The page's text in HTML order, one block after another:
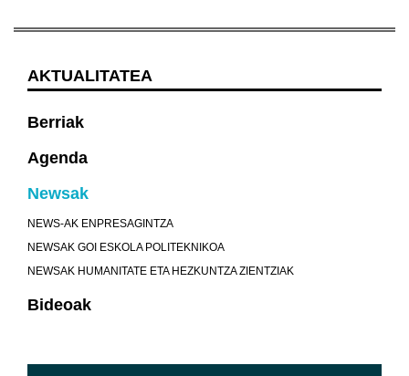
AKTUALITATEA
Berriak
Agenda
Newsak
NEWS-AK ENPRESAGINTZA
NEWSAK GOI ESKOLA POLITEKNIKOA
NEWSAK HUMANITATE ETA HEZKUNTZA ZIENTZIAK
Bideoak